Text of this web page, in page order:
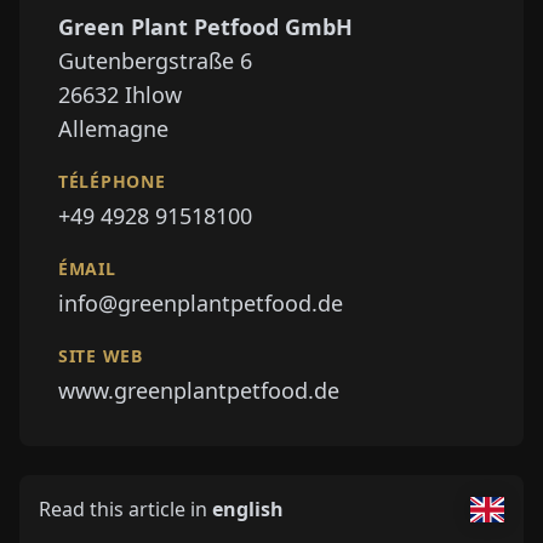
Green Plant Petfood GmbH
Gutenbergstraße 6
26632 Ihlow
Allemagne
TÉLÉPHONE
+49 4928 91518100
ÉMAIL
info@greenplantpetfood.de
SITE WEB
www.greenplantpetfood.de
Read this article in english